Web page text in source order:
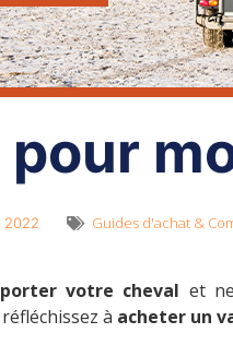
pour
2022 Guides d'achat &
votre cheval et
à acheter un